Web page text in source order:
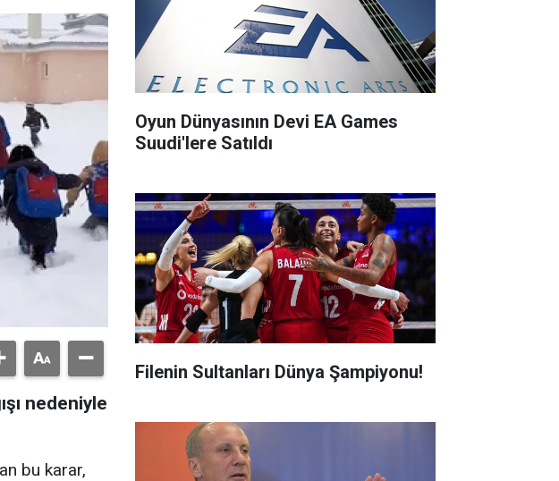
nedeniyle
bu karar,
Oyun Dünyasının Devi EA Games
Suudi'lere Satıldı
Filenin Sultanları Dünya Şampiyonu!